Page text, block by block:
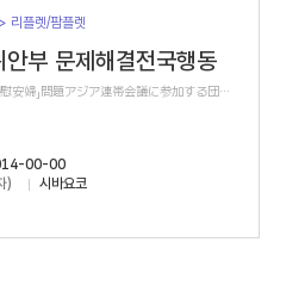
리플렛/팜플렛
안부 문제해결전국행동
第12回日本軍「慰安婦」問題アジア連帯会議に参加する団体から届いた紹介文
00-00
)
시바요코